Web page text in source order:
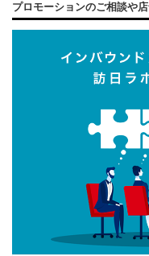
プロモーションのご相談や